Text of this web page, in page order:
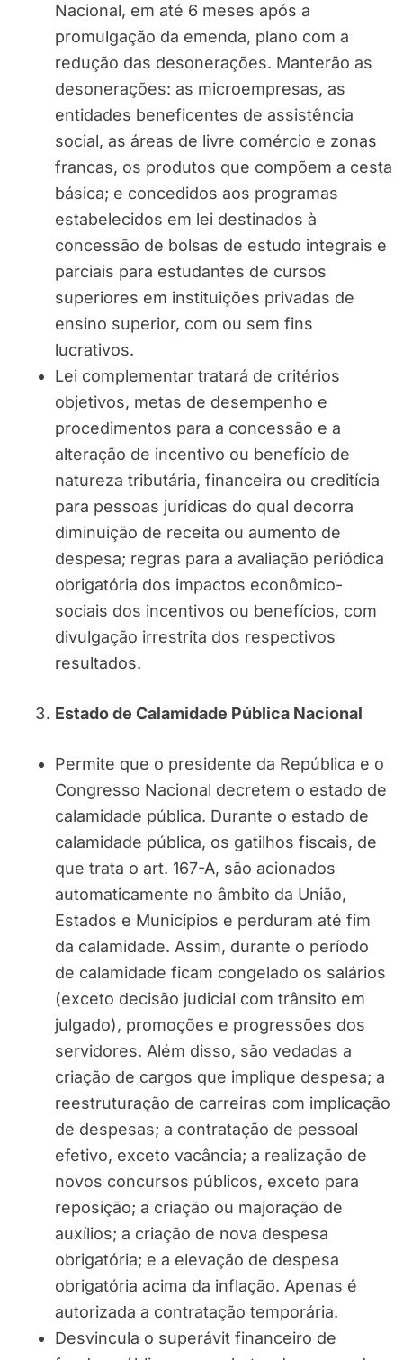
Nacional, em até 6 meses após a
promulgação da emenda, plano com a
redução das desonerações. Manterão as
desonerações: as microempresas, as
entidades beneficentes de assistência
social, as áreas de livre comércio e zonas
francas, os produtos que compõem a cesta
básica; e concedidos aos programas
estabelecidos em lei destinados à
concessão de bolsas de estudo integrais e
parciais para estudantes de cursos
superiores em instituições privadas de
ensino superior, com ou sem fins
lucrativos.
Lei complementar tratará de critérios
objetivos, metas de desempenho e
procedimentos para a concessão e a
alteração de incentivo ou benefício de
natureza tributária, financeira ou creditícia
para pessoas jurídicas do qual decorra
diminuição de receita ou aumento de
despesa; regras para a avaliação periódica
obrigatória dos impactos econômico-
sociais dos incentivos ou benefícios, com
divulgação irrestrita dos respectivos
resultados.
Estado de Calamidade Pública Nacional
Permite que o presidente da República e o
Congresso Nacional decretem o estado de
calamidade pública. Durante o estado de
calamidade pública, os gatilhos fiscais, de
que trata o art. 167-A, são acionados
automaticamente no âmbito da União,
Estados e Municípios e perduram até fim
da calamidade. Assim, durante o período
de calamidade ficam congelado os salários
(exceto decisão judicial com trânsito em
julgado), promoções e progressões dos
servidores. Além disso, são vedadas a
criação de cargos que implique despesa; a
reestruturação de carreiras com implicação
de despesas; a contratação de pessoal
efetivo, exceto vacância; a realização de
novos concursos públicos, exceto para
reposição; a criação ou majoração de
auxílios; a criação de nova despesa
obrigatória; e a elevação de despesa
obrigatória acima da inflação. Apenas é
autorizada a contratação temporária.
Desvincula o superávit financeiro de